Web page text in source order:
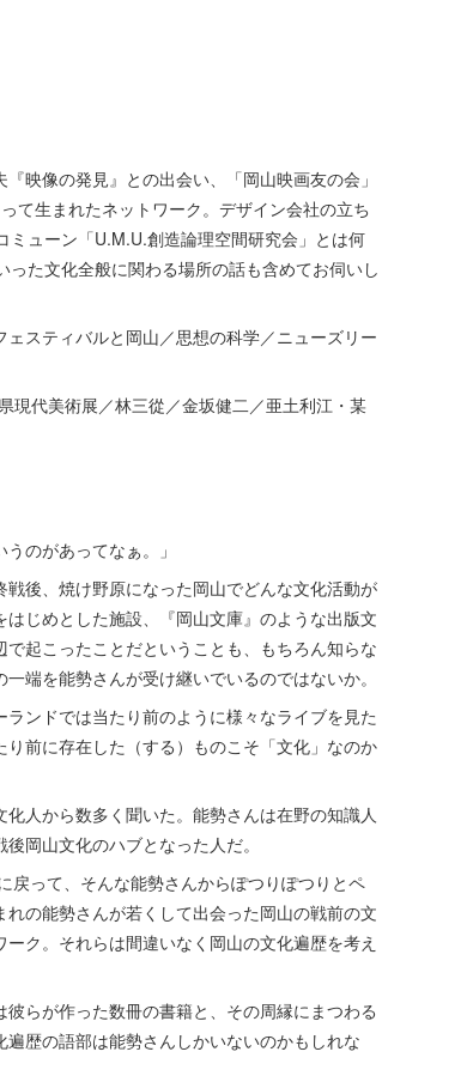
映像の発見』との出会い、「岡山映画友の会」
て生まれたネットワーク。デザイン会社の立ち
ューン「U.M.U.創造論理空間研究会」とは何
た文化全般に関わる場所の話も含めてお伺いし
スティバルと岡山／思想の科学／ニューズリー
現代美術展／林三從／金坂健二／亜土利江・某
のがあってなぁ。」
後、焼け野原になった岡山でどんな文化活動が
じめとした施設、『岡山文庫』のような出版文
起こったことだということも、もちろん知らな
端を能勢さんが受け継いでいるのではないか。
ンドでは当たり前のように様々なライブを見た
前に存在した（する）ものこそ「文化」なのか
人から数多く聞いた。能勢さんは在野の知識人
岡山文化のハブとなった人だ。
戻って、そんな能勢さんからぽつりぽつりとペ
の能勢さんが若くして出会った岡山の戦前の文
ク。それらは間違いなく岡山の文化遍歴を考え
らが作った数冊の書籍と、その周縁にまつわる
歴の語部は能勢さんしかいないのかもしれな